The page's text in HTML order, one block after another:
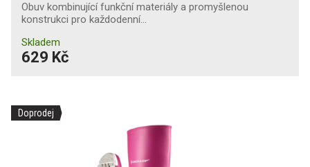
Obuv kombinující funkční materiály a promyšlenou
konstrukci pro každodenní…
Skladem
629 Kč
Doprodej